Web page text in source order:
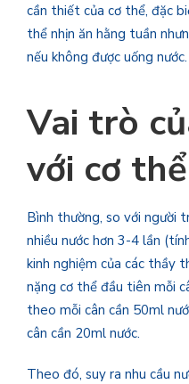
cần thiết của cơ thể, đặc
thể nhịn ăn hằng tuần
nếu không được uống nước.
Vai trò
với cơ thể
Bình thường, so với người
nhiều nước hơn 3-4 lần
kinh nghiệm của các thầy
nặng cơ thể đầu tiên mỗi
theo mỗi cân cần 50ml
cân cần 20ml nước.
Theo đó, suy ra nhu cầu